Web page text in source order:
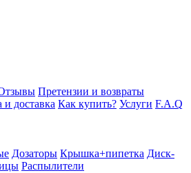
Претензии и возвраты
и доставка Как купить? Услуги F.A.Q
Дозаторы Крышка+пипетка Диск-
Распылители